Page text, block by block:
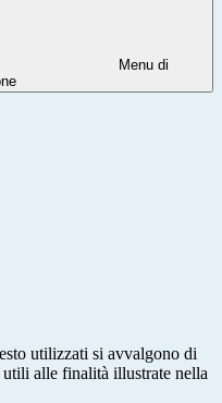
Menu di
utilizzati si avvalgono di
alle finalità illustrate nella